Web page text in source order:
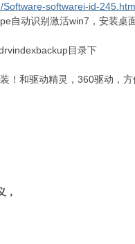
Software-softwarei-id-
自动识别激活win7，安装桌
目录下
和驱动精灵，360驱动，方
，